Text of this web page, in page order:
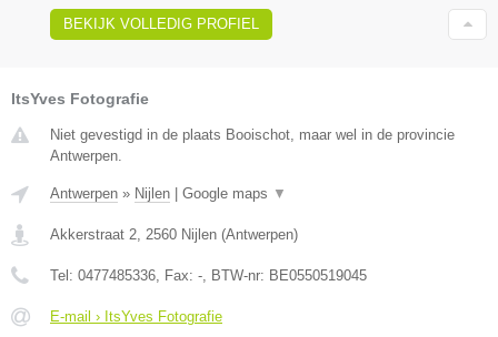
BEKIJK VOLLEDIG PROFIEL
ItsYves Fotografie
Niet gevestigd in de plaats Booischot, maar wel in de provincie
Antwerpen.
Antwerpen » Nijlen Google maps ▼
Akkerstraat 2 2560 Nijlen (Antwerpen)
Tel: 0477485336 , Fax: - , BTW-nr: BE0550519045
E-mail › ItsYves Fotografie